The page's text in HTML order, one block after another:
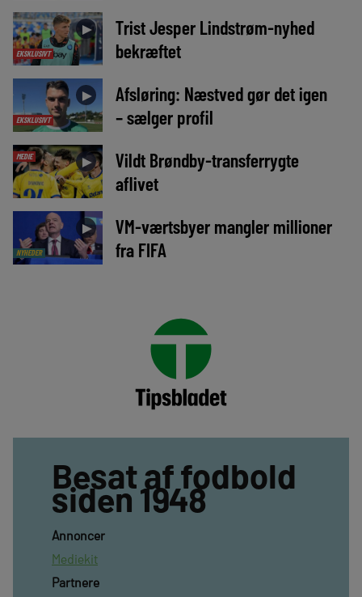
EKSKLUSIVT
►
Trist Jesper Lindstrøm-nyhed
bekræftet
EKSKLUSIVT
►
Afsløring: Næstved gør det igen
– sælger profil
MEDIE ►
Vildt Brøndby-transferrygte
aflivet
NYHEDER
►
VM-værtsbyer mangler millioner
fra FIFA
Besat af fodbold
siden 1948
Annoncer
Mediekit
Partnere